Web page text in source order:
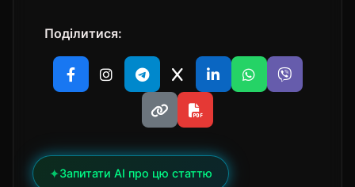
Поділитися:
✦Запитати AI про цю статтю